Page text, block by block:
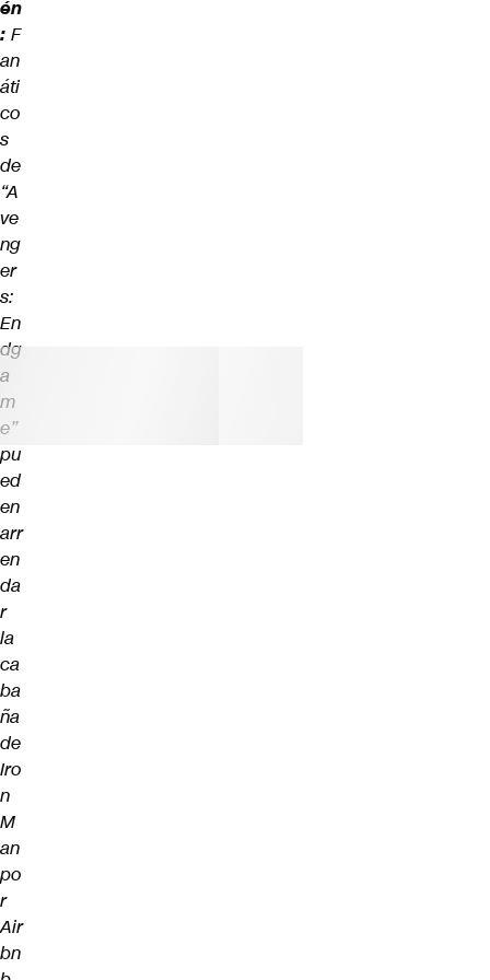
én
: F
an
áti
co
s
de
“A
ve
ng
er
s:
En
dg
a
m
e”
pu
ed
en
arr
en
da
r
la
ca
ba
ña
de
Iro
n
M
an
po
r
Air
bn